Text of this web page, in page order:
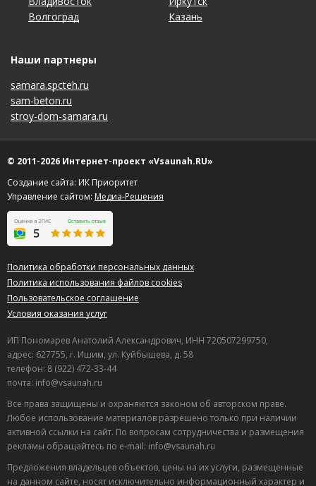
Волгоград
Казань
Красноярск
Нижний Новгород
Пермь
Ставрополь
Ульяновск
Ярославль
Наши партнеры
samara.spcteh.ru
sam-beton.ru
stroy-dom-samara.ru
© 2011-2026 Интернет-проект «Vsaunah.RU»
Создание сайта: ИК Приоритет
Управление сайтом: Медиа-Решения
Политика обработки персональных данных
Политика использования файлов cookies
Пользовательское соглашение
Условия оказания услуг
ИП Пономарев Анатолий Александрович, ИНН 720507299750,
адрес: 627755, г. Ишим, ул. Куйбышева, д. 58
телефон: 8 (922) 472-33-44
почта: info@vsaunah.ru
Все права защищены и охраняются законом об авторском праве.
Любое использование материалов разрешено только при наличии
активной ссылки на сайт. По вопросам сотрудничества и размещения
рекламы обращайтесь по e-mail: info@vsaunah.ru
Предложения владельцев объектов, цены на их услуги, размещенные
на данном сайте, носят исключительно информационный характер и